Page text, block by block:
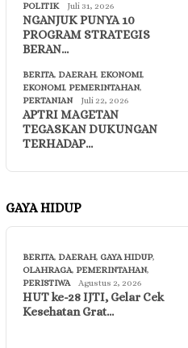
POLITIK
Juli 31, 2026
NGANJUK PUNYA 10
PROGRAM STRATEGIS
BERAN…
BERITA, DAERAH, EKONOMI,
EKONOMI, PEMERINTAHAN,
PERTANIAN
Juli 22, 2026
APTRI MAGETAN
TEGASKAN DUKUNGAN
TERHADAP…
GAYA HIDUP
BERITA, DAERAH, GAYA HIDUP,
OLAHRAGA, PEMERINTAHAN,
PERISTIWA
Agustus 2, 2026
HUT ke-28 IJTI, Gelar Cek
Kesehatan Grat…